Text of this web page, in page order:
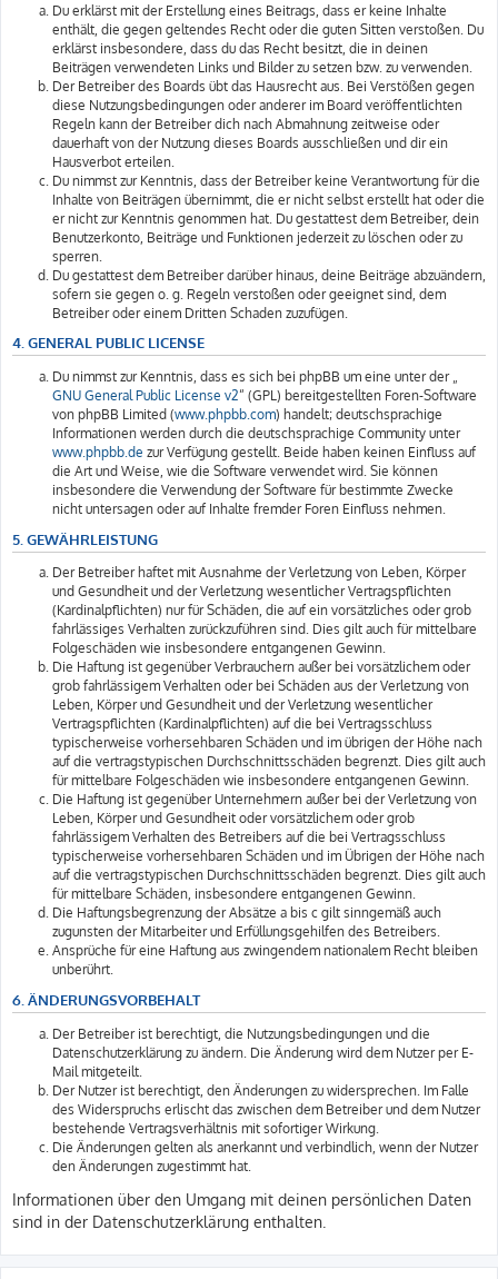
Du erklärst mit der Erstellung eines Beitrags, dass er keine Inhalte
enthält, die gegen geltendes Recht oder die guten Sitten verstoßen. Du
erklärst insbesondere, dass du das Recht besitzt, die in deinen
Beiträgen verwendeten Links und Bilder zu setzen bzw. zu verwenden.
Der Betreiber des Boards übt das Hausrecht aus. Bei Verstößen gegen
diese Nutzungsbedingungen oder anderer im Board veröffentlichten
Regeln kann der Betreiber dich nach Abmahnung zeitweise oder
dauerhaft von der Nutzung dieses Boards ausschließen und dir ein
Hausverbot erteilen.
Du nimmst zur Kenntnis, dass der Betreiber keine Verantwortung für die
Inhalte von Beiträgen übernimmt, die er nicht selbst erstellt hat oder die
er nicht zur Kenntnis genommen hat. Du gestattest dem Betreiber, dein
Benutzerkonto, Beiträge und Funktionen jederzeit zu löschen oder zu
sperren.
Du gestattest dem Betreiber darüber hinaus, deine Beiträge abzuändern,
sofern sie gegen o. g. Regeln verstoßen oder geeignet sind, dem
Betreiber oder einem Dritten Schaden zuzufügen.
4. GENERAL PUBLIC LICENSE
Du nimmst zur Kenntnis, dass es sich bei phpBB um eine unter der „
GNU General Public License v2“ (GPL) bereitgestellten Foren-Software
von phpBB Limited (www.phpbb.com) handelt; deutschsprachige
Informationen werden durch die deutschsprachige Community unter
www.phpbb.de zur Verfügung gestellt. Beide haben keinen Einfluss auf
die Art und Weise, wie die Software verwendet wird. Sie können
insbesondere die Verwendung der Software für bestimmte Zwecke
nicht untersagen oder auf Inhalte fremder Foren Einfluss nehmen.
5. GEWÄHRLEISTUNG
Der Betreiber haftet mit Ausnahme der Verletzung von Leben, Körper
und Gesundheit und der Verletzung wesentlicher Vertragspflichten
(Kardinalpflichten) nur für Schäden, die auf ein vorsätzliches oder grob
fahrlässiges Verhalten zurückzuführen sind. Dies gilt auch für mittelbare
Folgeschäden wie insbesondere entgangenen Gewinn.
Die Haftung ist gegenüber Verbrauchern außer bei vorsätzlichem oder
grob fahrlässigem Verhalten oder bei Schäden aus der Verletzung von
Leben, Körper und Gesundheit und der Verletzung wesentlicher
Vertragspflichten (Kardinalpflichten) auf die bei Vertragsschluss
typischerweise vorhersehbaren Schäden und im übrigen der Höhe nach
auf die vertragstypischen Durchschnittsschäden begrenzt. Dies gilt auch
für mittelbare Folgeschäden wie insbesondere entgangenen Gewinn.
Die Haftung ist gegenüber Unternehmern außer bei der Verletzung von
Leben, Körper und Gesundheit oder vorsätzlichem oder grob
fahrlässigem Verhalten des Betreibers auf die bei Vertragsschluss
typischerweise vorhersehbaren Schäden und im Übrigen der Höhe nach
auf die vertragstypischen Durchschnittsschäden begrenzt. Dies gilt auch
für mittelbare Schäden, insbesondere entgangenen Gewinn.
Die Haftungsbegrenzung der Absätze a bis c gilt sinngemäß auch
zugunsten der Mitarbeiter und Erfüllungsgehilfen des Betreibers.
Ansprüche für eine Haftung aus zwingendem nationalem Recht bleiben
unberührt.
6. ÄNDERUNGSVORBEHALT
Der Betreiber ist berechtigt, die Nutzungsbedingungen und die
Datenschutzerklärung zu ändern. Die Änderung wird dem Nutzer per E-
Mail mitgeteilt.
Der Nutzer ist berechtigt, den Änderungen zu widersprechen. Im Falle
des Widerspruchs erlischt das zwischen dem Betreiber und dem Nutzer
bestehende Vertragsverhältnis mit sofortiger Wirkung.
Die Änderungen gelten als anerkannt und verbindlich, wenn der Nutzer
den Änderungen zugestimmt hat.
Informationen über den Umgang mit deinen persönlichen Daten
sind in der Datenschutzerklärung enthalten.